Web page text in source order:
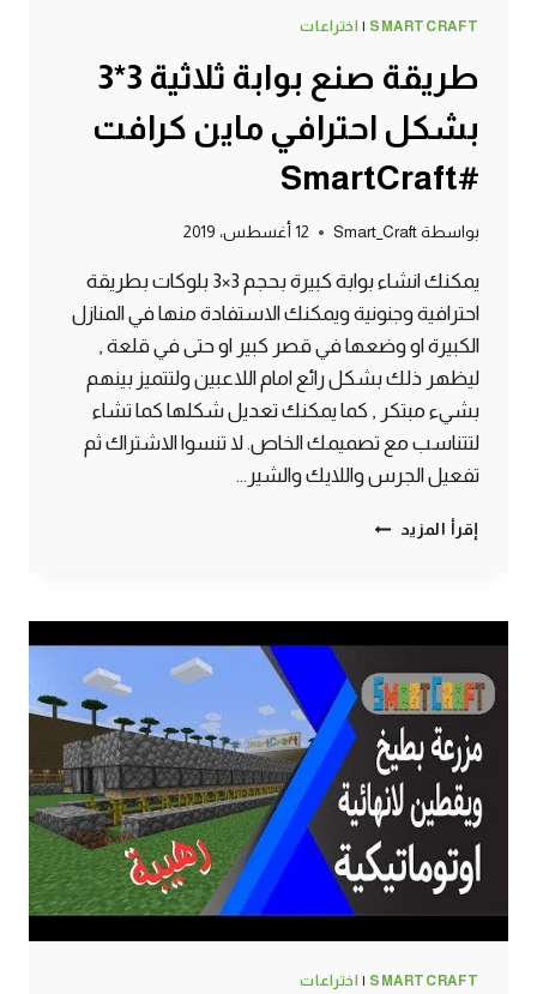
SMARTCRAFT
| اختراعات
طريقة صنع بوابة ثلاثية 3*3
بشكل احترافي ماين كرافت
#SmartCraft
بواسطة Smart_Craft 12 أغسطس، 2019
يمكنك انشاء بوابة كبيرة بحجم 3×3 بلوكات بطريقة
احترافية وجنونية ويمكنك الاستفادة منها في المنازل
الكبيرة او وضعها في قصر كبير او حتى في قلعة ,
ليظهر ذلك بشكل رائع امام اللاعبين ولتتميز بينهم
بشيء مبتكر , كما يمكنك تعديل شكلها كما تشاء
لتتناسب مع تصميمك الخاص. لا تنسوا الاشتراك ثم
تفعيل الجرس واللايك والشير…
إقرأ المزيد طريقة
3*3
بشكل
احترافي
ماين
كرافت
#SMARTCRAFT
SMARTCRAFT
| اختراعات